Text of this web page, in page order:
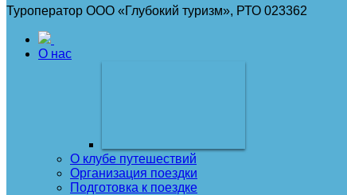
Туроператор ООО «Глубокий туризм», РТО 023362
О нас
О клубе путешествий
Организация поездки
Подготовка к поездке